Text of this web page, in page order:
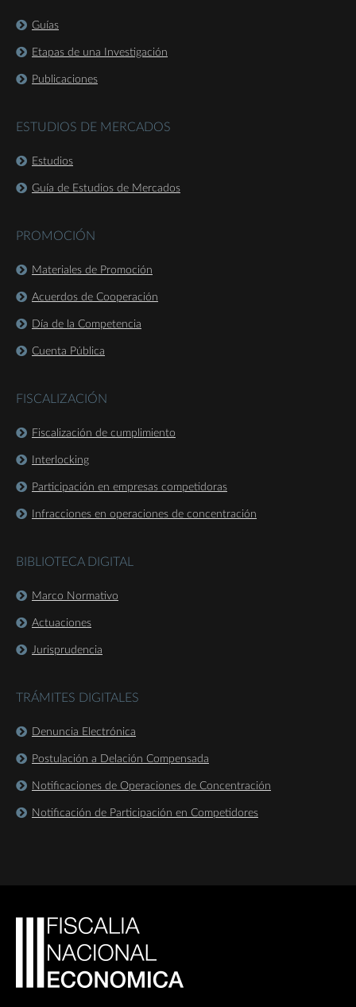
Guías
Etapas de una Investigación
Publicaciones
ESTUDIOS DE MERCADOS
Estudios
Guía de Estudios de Mercados
PROMOCIÓN
Materiales de Promoción
Acuerdos de Cooperación
Día de la Competencia
Cuenta Pública
FISCALIZACIÓN
Fiscalización de cumplimiento
Interlocking
Participación en empresas competidoras
Infracciones en operaciones de concentración
BIBLIOTECA DIGITAL
Marco Normativo
Actuaciones
Jurisprudencia
TRÁMITES DIGITALES
Denuncia Electrónica
Postulación a Delación Compensada
Notificaciones de Operaciones de Concentración
Notificación de Participación en Competidores